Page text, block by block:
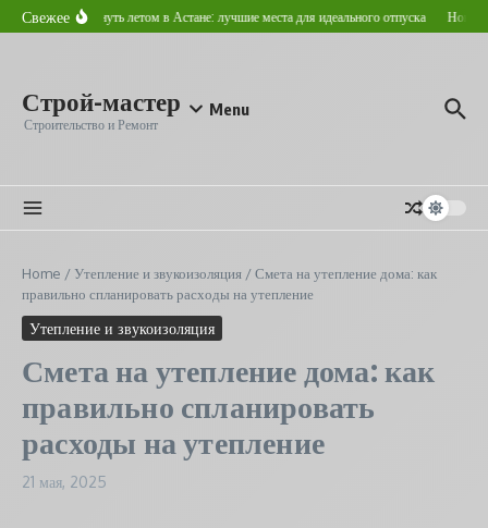
Перейти к содержанию
Свежее
Где отдохнуть летом в Астане: лучшие места для идеального отпуска
Строй-мастер
Строительство и Ремонт
Menu
Home / Утепление и звукоизоляция /Смета на утепление дома: как
правильно спланировать расходы на утепление
Утепление и звукоизоляция
Смета на утепление дома: как
правильно спланировать
расходы на утепление
21 мая, 2025